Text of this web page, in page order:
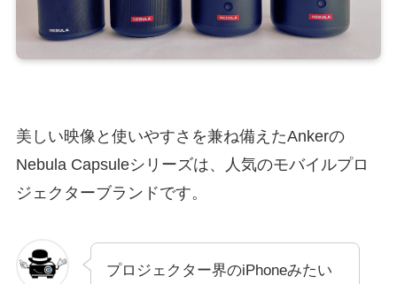
美しい映像と使いやすさを兼ね備えたAnkerの
Nebula Capsuleシリーズは、人気のモバイルプロ
ジェクターブランドです。
プロジェクター界のiPhoneみたい